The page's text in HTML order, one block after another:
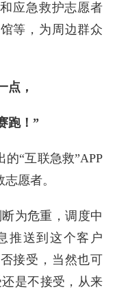
应急救护志愿者
等，为周边群众
点，
跑！”
的“互联急救”APP
愿者。
为危重，调度中
推送到这个客户
接受，当然也可
是不接受，从来